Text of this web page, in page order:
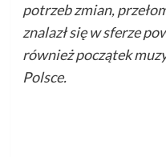
potrzeb zmian,
znalazł się w sferze
również początek
Polsce.